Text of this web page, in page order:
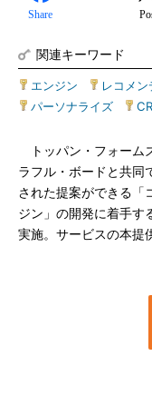
Share
関連キーワード
エンジン レコメ
パーソナライズ
トッパン・フォーム
ラフル・ボードと共同
された提案ができる「
ジン」の開発に着手す
実施。サービスの本提